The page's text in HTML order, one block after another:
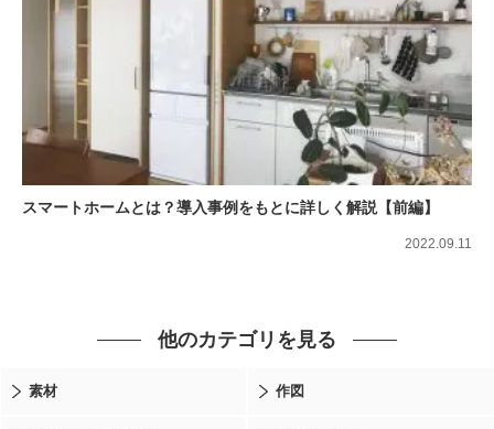
スマートホームとは？導入事例をもとに詳しく解説【前編】
2022.09.11
他のカテゴリを見る
素材 作図